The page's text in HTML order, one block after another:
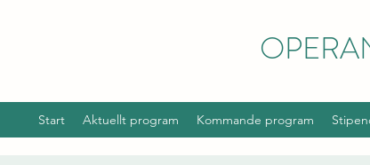
Start Aktuellt program Kommande program